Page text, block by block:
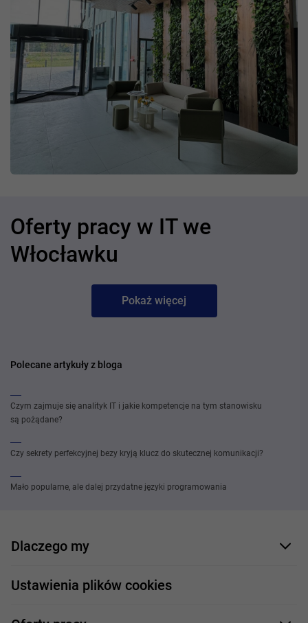
Oferty pracy w IT we
Włocławku
Pokaż więcej
Polecane artykuły z bloga
Czym zajmuje się analityk IT i jakie kompetencje na tym stanowisku
są pożądane?
Czy sekrety perfekcyjnej bezy kryją klucz do skutecznej komunikacji?
Mało popularne, ale dalej przydatne języki programowania
Dlaczego my
Nasi pracownicy
Ustawienia plików cookies